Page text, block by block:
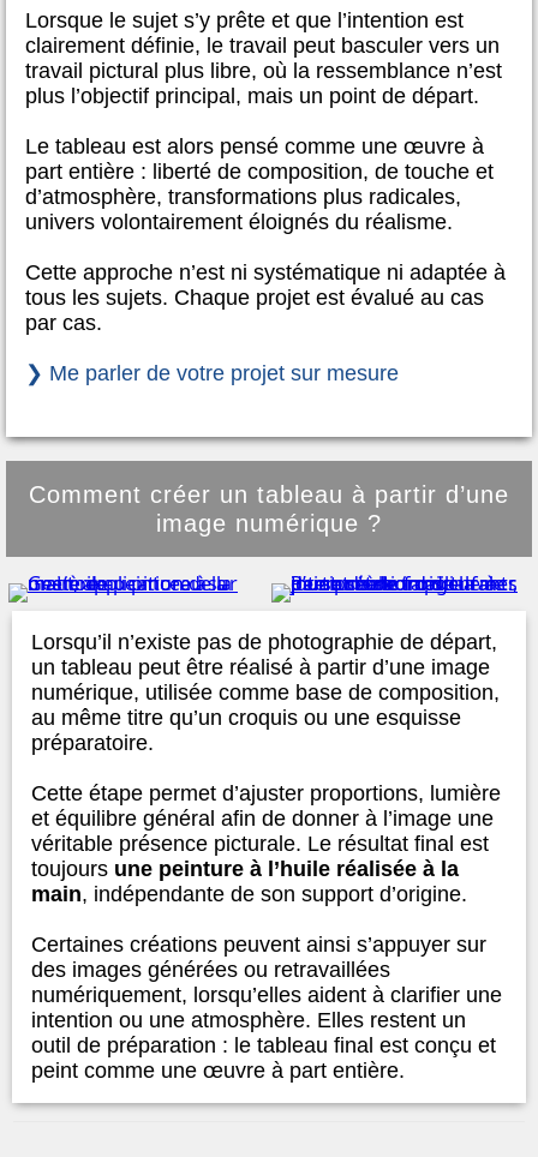
Lorsque le sujet s’y prête et que l’intention est
clairement définie, le travail peut basculer vers un
travail pictural plus libre, où la ressemblance n’est
plus l’objectif principal, mais un point de départ.
Le tableau est alors pensé comme une œuvre à
part entière : liberté de composition, de touche et
d’atmosphère, transformations plus radicales,
univers volontairement éloignés du réalisme.
Cette approche n’est ni systématique ni adaptée à
tous les sujets. Chaque projet est évalué au cas
par cas.
❯ Me parler de votre projet sur mesure
Comment créer un tableau à partir d’une
image numérique ?
Lorsqu’il n’existe pas de photographie de départ,
un tableau peut être réalisé à partir d’une image
numérique, utilisée comme base de composition,
au même titre qu’un croquis ou une esquisse
préparatoire.
Cette étape permet d’ajuster proportions, lumière
et équilibre général afin de donner à l’image une
véritable présence picturale. Le résultat final est
toujours une peinture à l’huile réalisée à la
main, indépendante de son support d’origine.
Certaines créations peuvent ainsi s’appuyer sur
des images générées ou retravaillées
numériquement, lorsqu’elles aident à clarifier une
intention ou une atmosphère. Elles restent un
outil de préparation : le tableau final est conçu et
peint comme une œuvre à part entière.